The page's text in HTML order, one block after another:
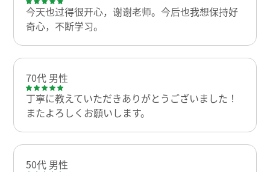
今天也过得很开心，谢谢老师。今后也我想保持好
奇心，不断学习。
70代 男性
丁寧に教えていただきありがとうございました！
またよろしくお願いします。
50代 男性